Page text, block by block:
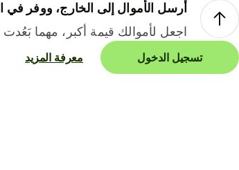
أرسل الأموال إلى الخارج، ووفر في
اجعل لأموالك قيمة أكبر، مهما
تسجيل الدخول معرفة المزيد